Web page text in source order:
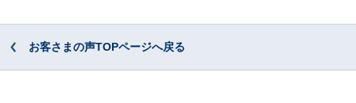
お客さまの声TOPページへ戻る